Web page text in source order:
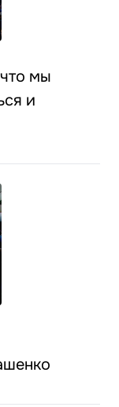
мы
и